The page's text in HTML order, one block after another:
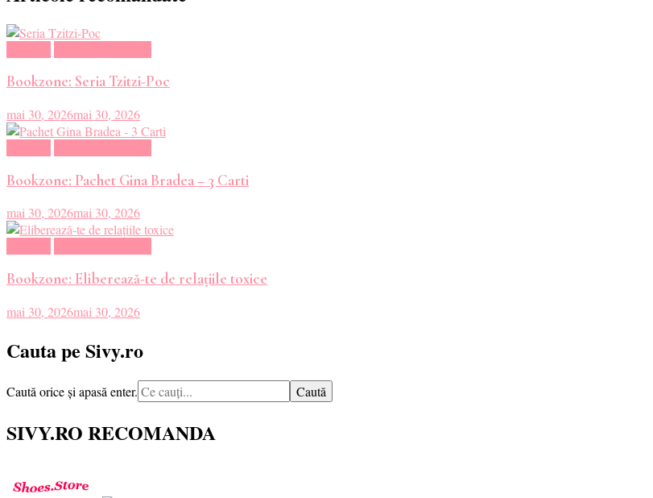
Bookzone: Seria Tzitzi-Poc
mai 30, 2026mai 30, 2026
Bookzone: Pachet Gina Bradea – 3 Carti
mai 30, 2026mai 30, 2026
Bookzone: Eliberează-te de relațiile toxice
mai 30, 2026mai 30, 2026
Cauta pe Sivy.ro
Cauți
Caută orice și apasă enter.
SIVY.RO RECOMANDA